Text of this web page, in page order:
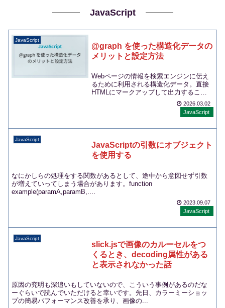
JavaScript
JavaScript
@graph を使った構造化データの
メリットと設定方法
Webページの情報を検索エンジンに伝え
るために利用される構造化データ。直接
HTMLにマークアップして出力すること
2026.03.02
JavaScript
JavaScript
JavaScriptの引数にオブジェクト
を使用する
なにかしらの処理をする関数があるとして、途中から意図せず引数
が増えていってしまう場合があります。function
example(paramA,paramB,....
2023.09.07
JavaScript
JavaScript
slick.jsで画像のカルーセルをつ
くるとき、decoding属性がある
と表示されなかった話
原因の究明も深追いもしていないので、こういう事例があるのだな
ーぐらいで読んでいただけると幸いです。先日、カラーミーショッ
プの簡易パフォーマンス改善を承り、画像の...